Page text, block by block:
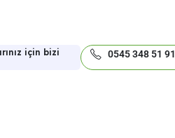
için bizi
0545 348 51 91